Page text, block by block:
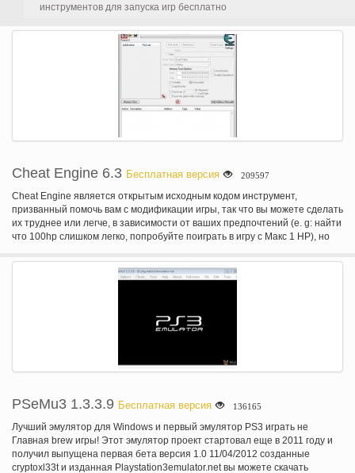
инструментов для запуска игр бесплатно
Cheat Engine 6.3 Бесплатная версия 209597
Cheat Engine является открытым исходным кодом инструмент,
призванный помочь вам с модификации игры, так что вы можете сделать
их труднее или легче, в зависимости от ваших предпочтений (e. g: найти
что 100hp слишком легко, попробуйте поиграть в игру с Макс 1 HP), но
обычных приложений. Он поставляется с сканер памяти быстро
сканировать для переменных, используемых в игре и позволяет
инструменты проверки системы и многое другое. Для новых
пользователей рекомендуется пройти учебник (тот, который
после установки) и по крайней мере достичь шаг 5 для базового
понимания использования Cheat Engine. Он ищет значения ввода
«Неизвестный начальное значение» и «Уменьшилось значение»
сканирует. Обмануть двигатель также можно создать автономный
тренеров какую функцию на свои собственные без чит двигателя. Cheat
Engine можно также просмотреть разобранного памяти процесса и
сделать переоборудование дать пользователю преимущества
например, бесконечное здоровье, время или боеприпасов. Он также
PSeMu3 1.3.3.9 Бесплатная версия 136165
Лучший эмулятор для Windows и первый эмулятор PS3 играть не
Главная brew игры! Этот эмулятор проект стартовал еще в 2011 году и
получил выпущена первая бета версия 1.0 11/04/2012 созданные
cryptoxl33t и изданная Playstation3emulator.net вы можете скачать